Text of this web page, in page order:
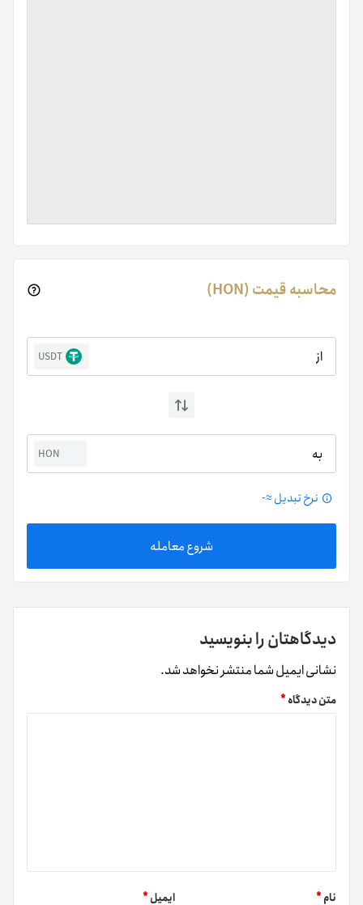
محاسبه قیمت (HON)
از USDT
به HON
نرخ تبدیل ≈-
شروع معامله
دیدگاهتان را بنویسید
نشانی ایمیل شما منتشر نخواهد شد.
متن دیدگاه*
نام* ایمیل*